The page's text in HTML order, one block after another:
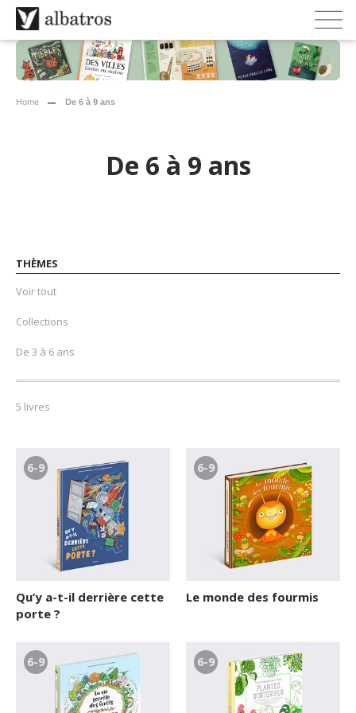
Home De 6 à 9 ans
De 6 à 9 ans
THÈMES
Voir tout
Collections
De 3 à 6 ans
De 6 à 9 ans
De 9 à 12 ans
5 livres
6-9
Qu’y a-t-il derrière cette
porte ?
6-9
Le monde des fourmis
6-9 6-9